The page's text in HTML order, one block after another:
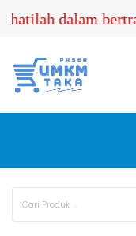
dalam